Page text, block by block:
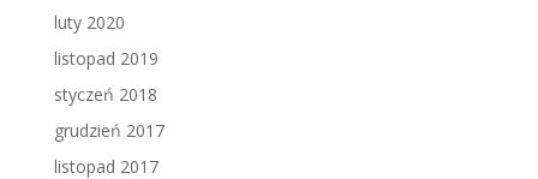
luty 2020
listopad 2019
styczeń 2018
grudzień 2017
listopad 2017